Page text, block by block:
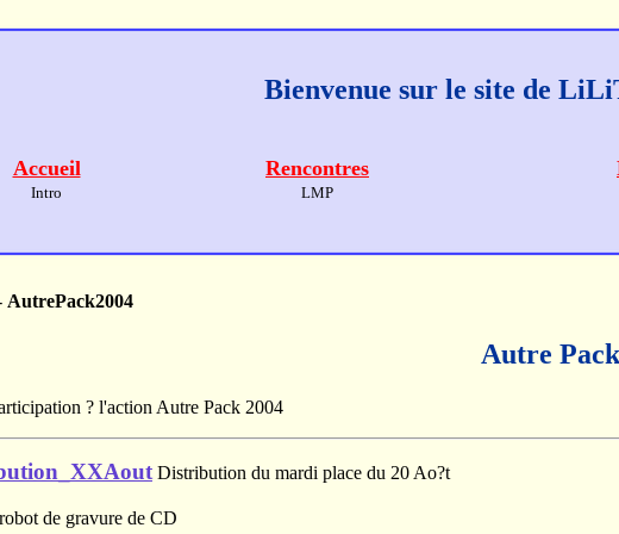
Bienvenue sur le site de
Accueil
Intro
Rencontres
LMP
AutrePack2004
Autre
? l'action Autre Pack 2004
Distribution du mardi place du 20 Ao?t
robot de gravure de CD